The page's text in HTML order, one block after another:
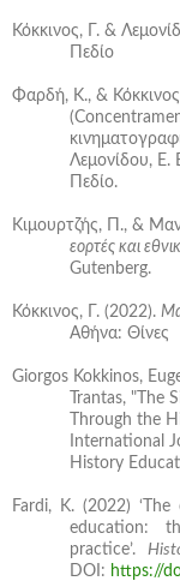
Κόκκινος, Γ. &
Πεδίο
Φαρδή, Κ., &
Λεμονίδου, Ε.
Πεδίο.
Κιμουρτζής, Π., &
εορτές και
Gutenberg.
Κόκκινος, Γ. (2022).
Αθήνα: Θίνες
Giorgos Kokkinos,
Trantas, "The
Through the
International
History
Fardi, K. (2022)
education:
practice’.
DOI: https://